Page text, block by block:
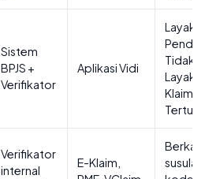
Sistem
BPJS +
Verifikator
Aplikasi Vidi
Layak /
Tidak
Layak /
Klaim
Verifikator
internal
E-Klaim,
Berkas
susulan